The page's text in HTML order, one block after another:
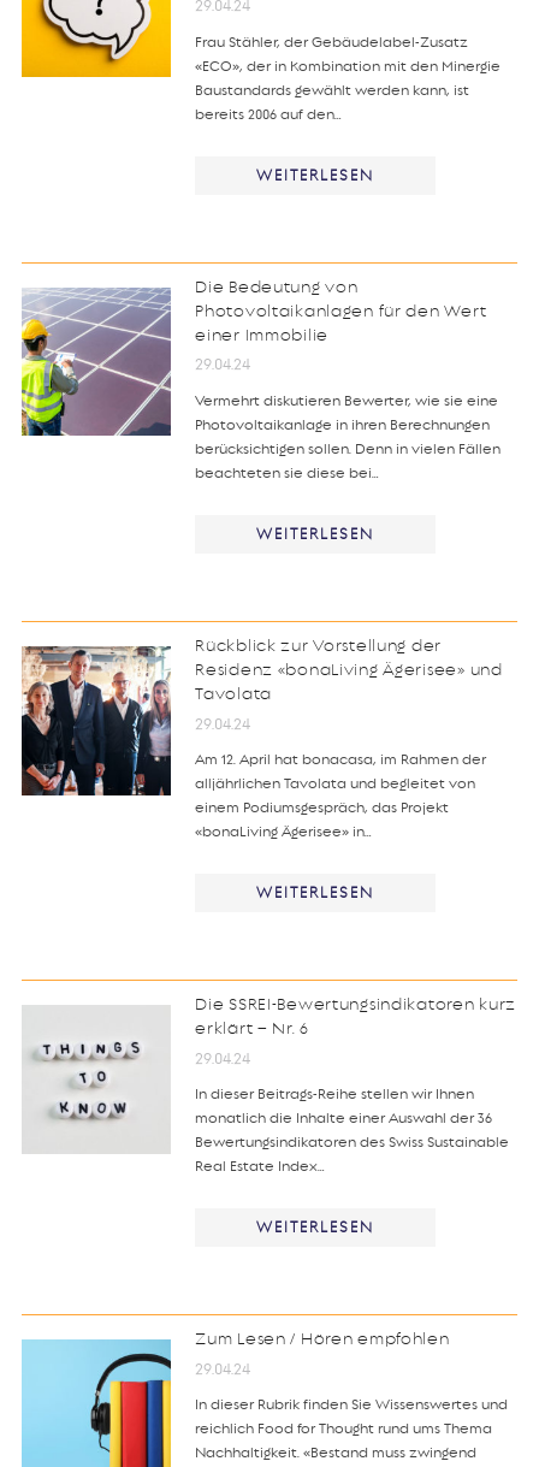
29.04.24
Frau Stähler, der Gebäudelabel-Zusatz
«ECO», der in Kombination mit den Minergie
Baustandards gewählt werden kann, ist
bereits 2006 auf den…
WEITERLESEN
Die Bedeutung von
Photovoltaikanlagen für den Wert
einer Immobilie
29.04.24
Vermehrt diskutieren Bewerter, wie sie eine
Photovoltaikanlage in ihren Berechnungen
berücksichtigen sollen. Denn in vielen Fällen
beachteten sie diese bei…
WEITERLESEN
Rückblick zur Vorstellung der
Residenz «bonaLiving Ägerisee» und
Tavolata
29.04.24
Am 12. April hat bonacasa, im Rahmen der
alljährlichen Tavolata und begleitet von
einem Podiumsgespräch, das Projekt
«bonaLiving Ägerisee» in…
WEITERLESEN
Die SSREI-Bewertungsindikatoren kurz
erklärt – Nr. 6
29.04.24
In dieser Beitrags-Reihe stellen wir Ihnen
monatlich die Inhalte einer Auswahl der 36
Bewertungsindikatoren des Swiss Sustainable
Real Estate Index…
WEITERLESEN
Zum Lesen / Hören empfohlen
29.04.24
In dieser Rubrik finden Sie Wissenswertes und
reichlich Food for Thought rund ums Thema
Nachhaltigkeit. «Bestand muss zwingend